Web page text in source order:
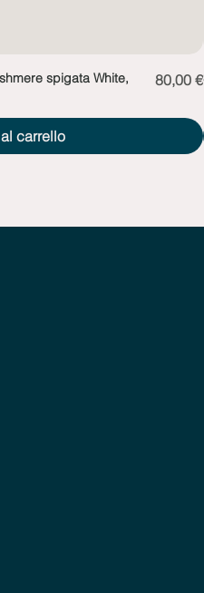
spigata White,
Prezzo
80,00 €
carrello